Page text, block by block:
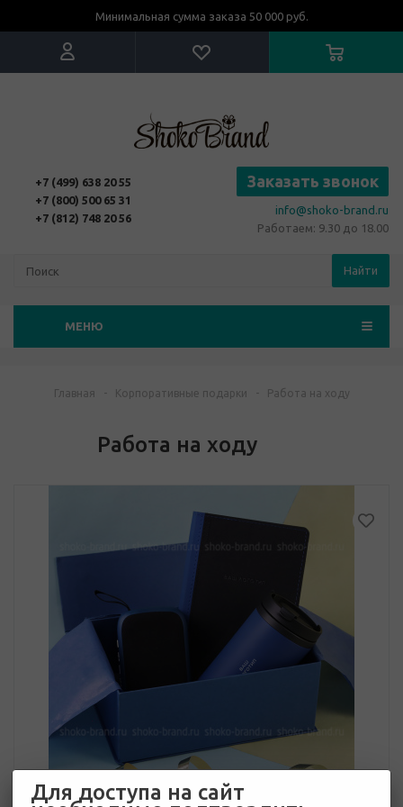
Минимальная сумма заказа 50 000 руб.
+7 (499) 638 20 55
+7 (800) 500 65 31
+7 (812) 748 20 56
Заказать звонок
info@shoko-brand.ru
Работаем: 9.30 до 18.00
Найти
МЕНЮ
Главная - Корпоративные подарки - Работа на ходу
Работа на ходу
Для доступа на сайт